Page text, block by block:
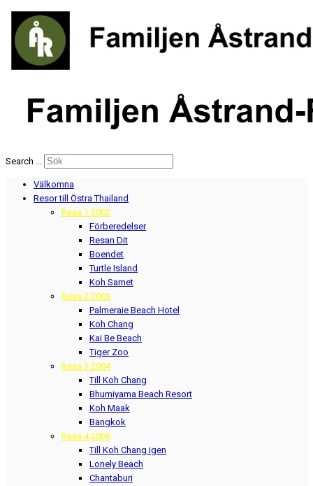
Search ...
Välkomna
Resor till Östra Thailand
Resa 1 2002
Förberedelser
Resan Dit
Boendet
Turtle Island
Koh Samet
Resa 2 2003
Palmeraie Beach Hotel
Koh Chang
Kai Be Beach
Tiger Zoo
Resa 3 2004
Till Koh Chang
Bhumiyama Beach Resort
Koh Maak
Bangkok
Resa 4 2006
Till Koh Chang igen
Lonely Beach
Chantaburi